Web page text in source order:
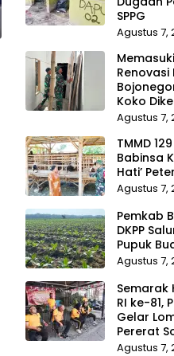
SPPG
Agustus 7,
Renovasi
Koko
Agustus 7,
TMMD
Babinsa
Hati’
Agustus 7,
Pemkab
DKPP
Pupuk
Agustus 7,
Semarak
RI ke-81,
Gelar
Pererat
Agustus 7,